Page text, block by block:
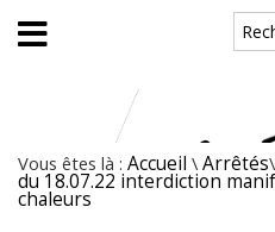
Vous êtes là : Accueil \ Arrêtés\
du 18.07.22 interdiction
chaleurs